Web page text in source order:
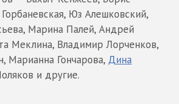
Юз Алешковский,
Марина Палей, Андрей
Меклина, Владимир Лорченков,
Марианна Гончарова, Дина
и другие.